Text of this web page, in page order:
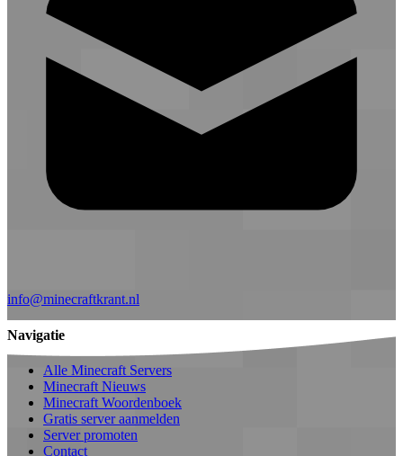
info@minecraftkrant.nl
Navigatie
Alle Minecraft Servers
Minecraft Nieuws
Minecraft Woordenboek
Gratis server aanmelden
Server promoten
Contact